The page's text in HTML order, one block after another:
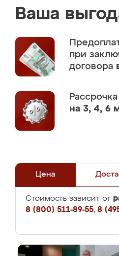
Ваша
при
договора
Рассрочка
на 3, 4, 6
Цена
Стоимость зависит от
8 (800) 511-89-55, 8